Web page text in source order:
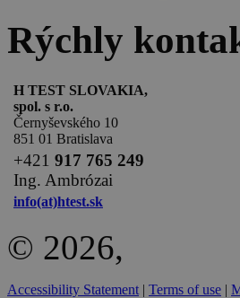
Rýchly
H TEST SLOVAKIA,
spol. s r.o.
Černyševského 10
851 01 Bratislava
+421 917 765 249
Ing. Ambrózai
info(at)htest.sk
© 2026,
Accessibility Statement | Terms of use |